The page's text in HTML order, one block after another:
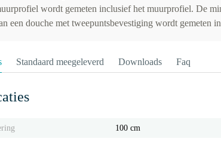
wordt gemeten inclusief het muurprofiel. De
een douche met tweepuntsbevestiging wordt gemeten
Standaard meegeleverd Downloads Faq
100 cm